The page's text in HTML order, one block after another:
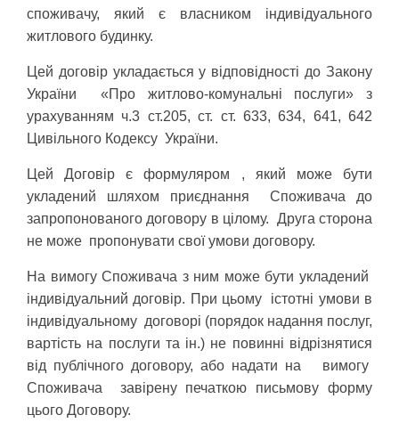
споживачу, який є власником індивідуального
житлового будинку.
Цей договір укладається у відповідності до Закону
України «Про житлово-комунальні послуги» з
урахуванням ч.3 ст.205, ст. ст. 633, 634, 641, 642
Цивільного Кодексу України.
Цей Договір є формуляром , який може бути
укладений шляхом приєднання Споживача до
запропонованого договору в цілому. Друга сторона
не може пропонувати свої умови договору.
На вимогу Споживача з ним може бути укладений
індивідуальний договір. При цьому істотні умови в
індивідуальному договорі (порядок надання послуг,
вартість на послуги та ін.) не повинні відрізнятися
від публічного договору, або надати на вимогу
Споживача завірену печаткою письмову форму
цього Договору.